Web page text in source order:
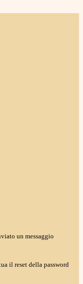
un messaggio
il reset della password